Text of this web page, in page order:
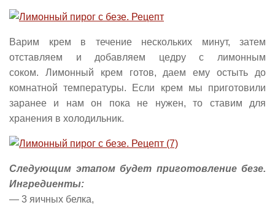
Варим крем в течение нескольких минут, затем
отставляем и добавляем цедру с лимонным
соком. Лимонный крем готов, даем ему остыть до
комнатной температуры. Если крем мы приготовили
заранее и нам он пока не нужен, то ставим для
хранения в холодильник.
Следующим этапом будет приготовление безе.
Ингредиенты:
— 3 яичных белка,